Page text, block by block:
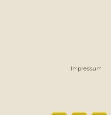
Impressum